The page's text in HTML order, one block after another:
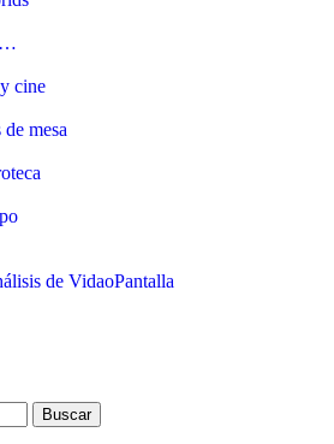
cine
de mesa
de VidaoPantalla
Buscar